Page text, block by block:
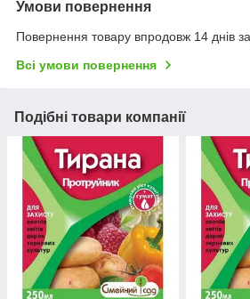
Умови повернення
Повернення товару впродовж 14 днів
Всі умови повернення
Подібні товари компанії